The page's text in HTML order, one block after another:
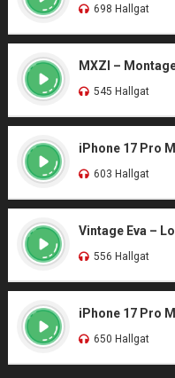
698 Hallgat
MXZI –
545 Hallgat
iPhone 17 Pro
603 Hallgat
Vintage Eva –
556 Hallgat
iPhone 17 Pro
650 Hallgat